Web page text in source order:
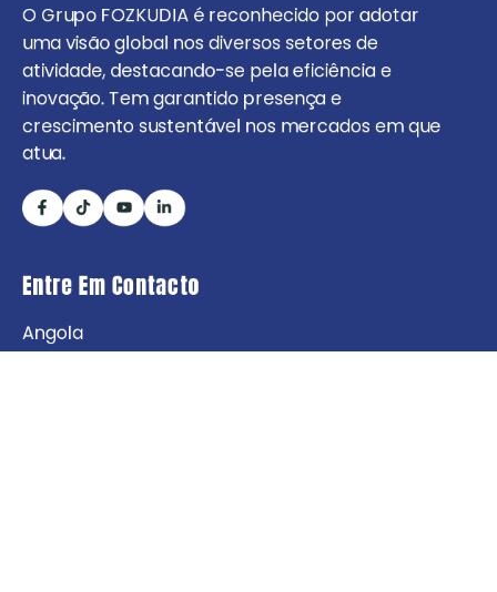
O Grupo FOZKUDIA é reconhecido por adotar
uma visão global nos diversos setores de
atividade, destacando-se pela eficiência e
inovação. Tem garantido presença e
crescimento sustentável nos mercados em que
atua.
Entre Em Contacto
Angola